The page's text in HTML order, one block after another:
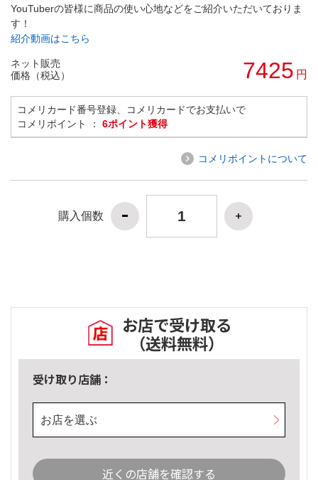
YouTuberの皆様に商品の使い心地などをご紹介いただいておりま
す！
紹介動画はこちら
ネット販売
価格（税込）
7425 円
コメリカード番号登録、コメリカードでお支払いで
コメリポイント ： 6ポイント獲得
コメリポイントについて
購入個数
お店で受け取る
（送料無料）
受け取り店舗：
お店を選ぶ
近くの店舗を確認する